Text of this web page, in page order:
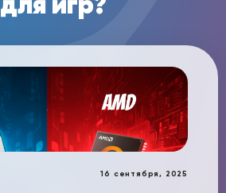
16 сентября, 2025